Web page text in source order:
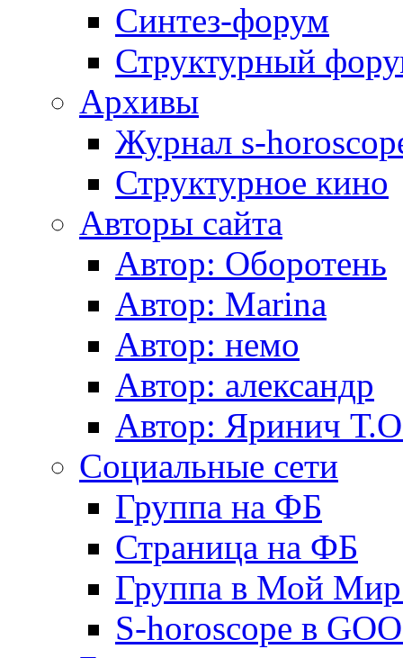
Синтез-форум
Структурный
Архивы
Журнал s-
Структурное кино
Авторы сайта
Автор: Оборотень
Автор: Marina
Автор: немo
Автор: александр
Автор: Яринич
Социальные сети
Группа на ФБ
Страница на ФБ
Группа в Мой
S-horoscope в